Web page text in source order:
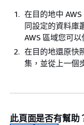
在目的地中
同設定的資料庫
AWS 區域您可以
在目的地還原快
集，並從上一個
此頁面是否有幫助